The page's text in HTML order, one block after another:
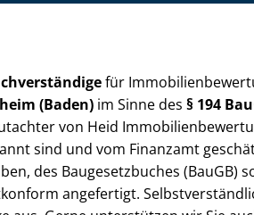
für
(Baden) im Sinne des§ 194
von Heid
sind und vom Finanzamt
des Baugesetzbuches
angefertigt.